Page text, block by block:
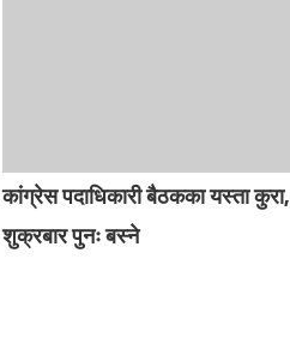
कांग्रेस पदाधिकारी बैठकका यस्ता कुरा,
शुक्रबार पुनः बस्ने